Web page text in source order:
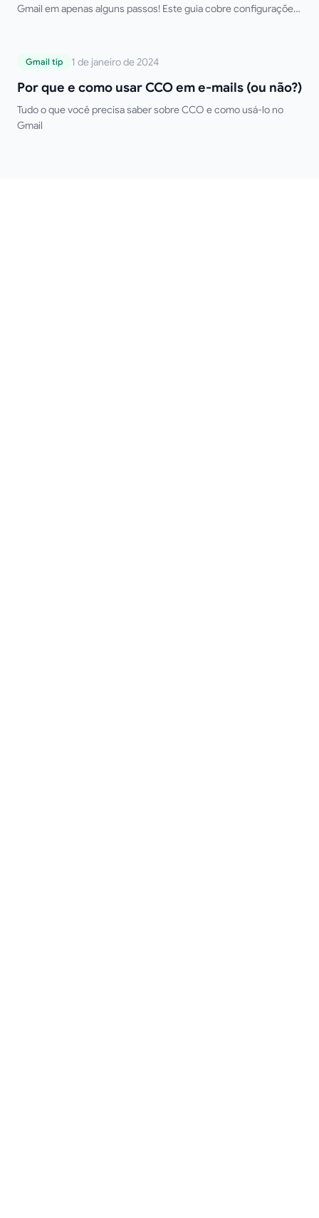
Gmail em apenas alguns passos! Este guia cobre configurações
à digitação manual da sua assinatura!
Por que e como usar CCO em e-mails (ou
Gmail tip 1 de janeiro de 2024
Por que e como usar CCO em e-mails (ou não?)
Tudo o que você precisa saber sobre CCO e como usá-lo no
Gmail